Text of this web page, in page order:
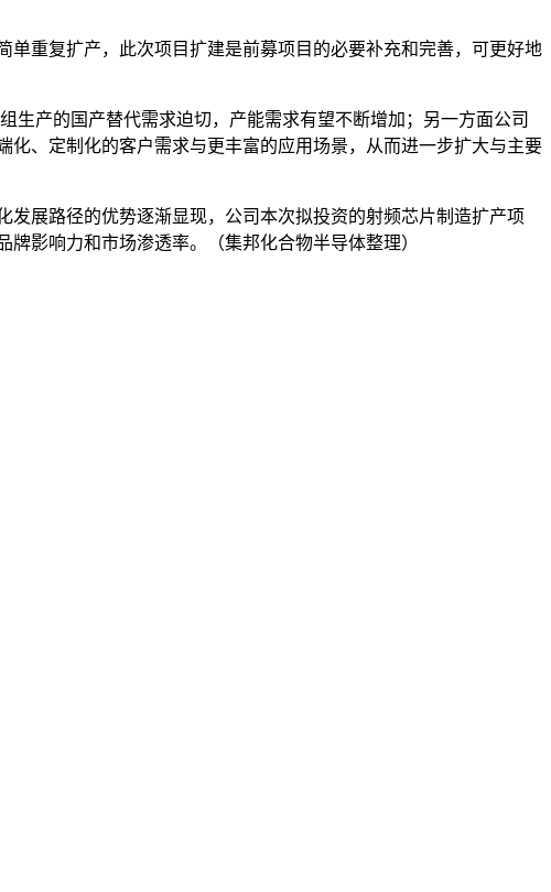
重复扩产，此次项目扩建是前募项目的必要补充和完善，可更好地
生产的国产替代需求迫切，产能需求有望不断增加；另一方面公司
、定制化的客户需求与更丰富的应用场景，从而进一步扩大与主要
展路径的优势逐渐显现，公司本次拟投资的射频芯片制造扩产项
影响力和市场渗透率。（集邦化合物半导体整理）